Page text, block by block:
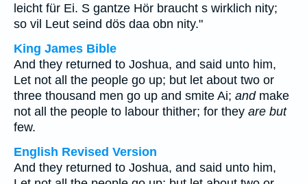
leicht für Ei. S gantze Hör braucht s wirklich nity;
so vil Leut seind dös daa obn nity."
King James Bible
And they returned to Joshua, and said unto him,
Let not all the people go up; but let about two or
three thousand men go up and smite Ai; andmake
not all the people to labour thither; for they are but
few.
English Revised Version
And they returned to Joshua, and said unto him,